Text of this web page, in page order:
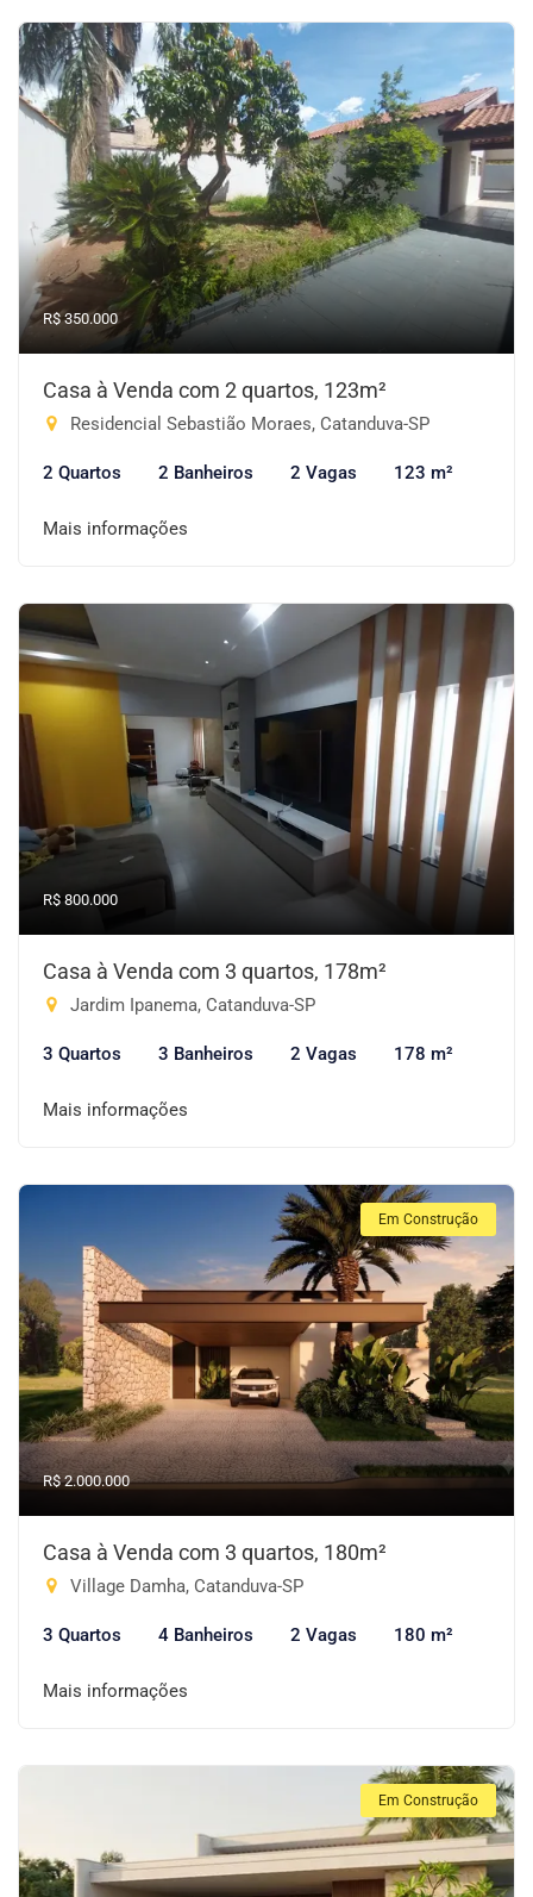
R$ 350.000
Casa à Venda com 2 quartos, 123m²
Residencial Sebastião Moraes, Catanduva-SP
2 Quartos 2 Banheiros 2 Vagas 123 m²
Mais informações
R$ 800.000
Casa à Venda com 3 quartos, 178m²
Jardim Ipanema, Catanduva-SP
3 Quartos 3 Banheiros 2 Vagas 178 m²
Mais informações
Em Construção
R$ 2.000.000
Casa à Venda com 3 quartos, 180m²
Village Damha, Catanduva-SP
3 Quartos 4 Banheiros 2 Vagas 180 m²
Mais informações
Em Construção